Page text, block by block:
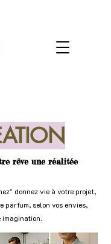
rêve une réalitée
donnez vie à votre projet,
parfum, selon vos envies,
imagination.